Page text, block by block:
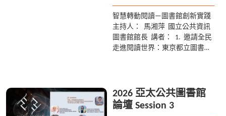
智慧轉動閱讀—圖書館創新實踐
主持人： 馬湘萍 國立公共資訊
圖書館館長 講者： 1. 邀請全民
走進閱讀世界：東京都立圖書館
2026 亞太公共圖書館
論壇 Session 3